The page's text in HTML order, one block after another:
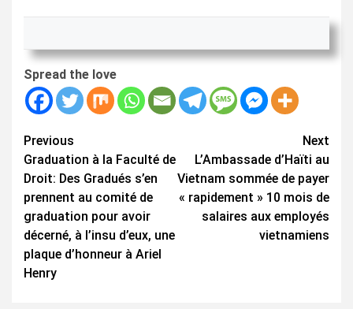
Spread the love
Continue
Reading
Previous
Graduation à la Faculté de
Droit: Des Gradués s’en
prennent au comité de
graduation pour avoir
décerné, à l’insu d’eux, une
plaque d’honneur à Ariel
Henry
Next
L’Ambassade d’Haïti au
Vietnam sommée de payer
« rapidement » 10 mois de
salaires aux employés
vietnamiens